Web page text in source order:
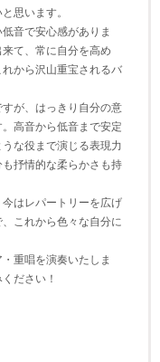
思います。
音で安心感がありま
て、常に自分を高め
から沢山重宝されるバ
が、はっきり自分の意
高音から低音まで安定
な役まで演じる表現力
抒情的な柔らかさも持
はレパートリーを広げ
これから色々な自分に
重唱を演奏いたしま
ださい！